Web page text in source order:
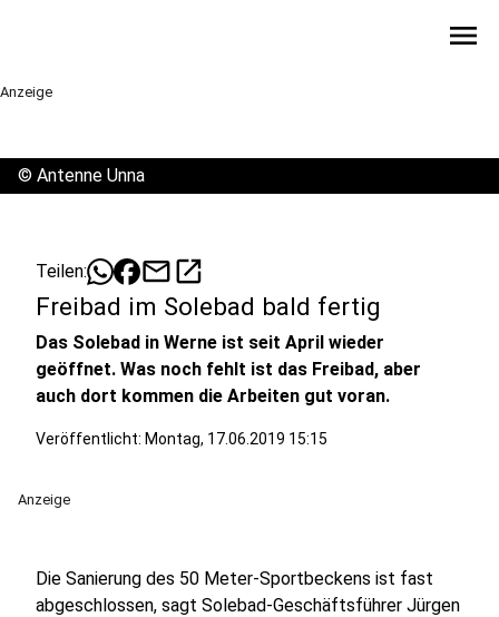
menu
Anzeige
© Antenne Unna
Teilen: mailopen_in_new
Freibad im Solebad bald fertig
Das Solebad in Werne ist seit April wieder
geöffnet. Was noch fehlt ist das Freibad, aber
auch dort kommen die Arbeiten gut voran.
Veröffentlicht: Montag, 17.06.2019 15:15
Anzeige
Die Sanierung des 50 Meter-Sportbeckens ist fast
abgeschlossen, sagt Solebad-Geschäftsführer Jürgen